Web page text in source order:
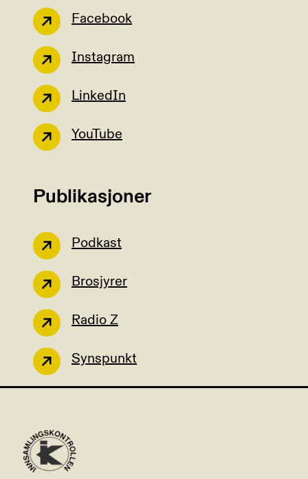
Facebook
Instagram
LinkedIn
YouTube
Publikasjoner
Podkast
Brosjyrer
Radio Z
Synspunkt